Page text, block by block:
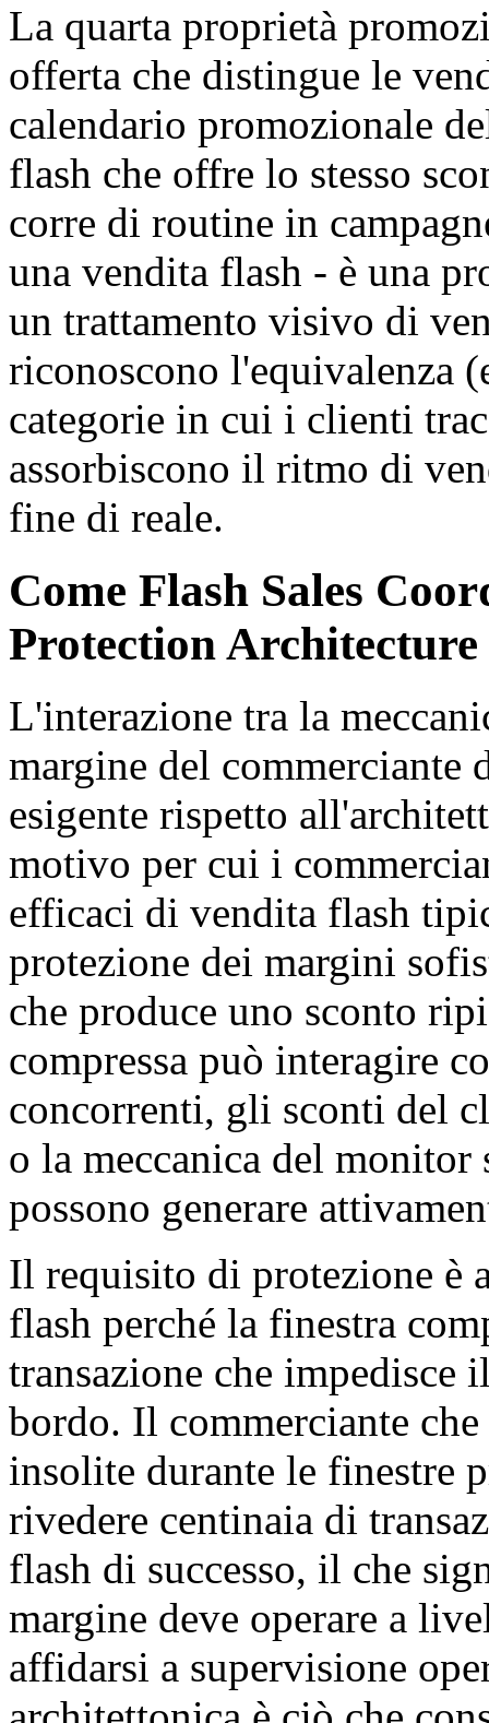
La quarta proprietà
offerta che distingue le
calendario promozionale
flash che offre lo stesso
corre di routine in
una vendita flash - è una
un trattamento visivo di
riconoscono l'equivalenza
categorie in cui i clienti
assorbiscono il ritmo di
fine di reale.
Come Flash Sales
Protection Architecture
L'interazione tra la
margine del commerciante
esigente rispetto
motivo per cui i
efficaci di vendita flash
protezione dei margini
che produce uno sconto
compressa può interagire
concorrenti, gli sconti del
o la meccanica del
possono generare
Il requisito di protezione è
flash perché la finestra
transazione che
bordo. Il commerciante
insolite durante le finestre
rivedere centinaia di
flash di successo, il che
margine deve operare a
affidarsi a supervisione